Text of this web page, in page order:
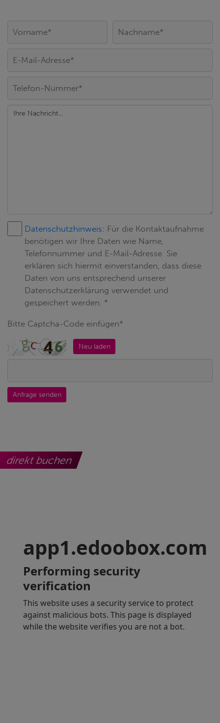
Datenschutzhinweis: Für die Kontaktaufnahme
benötigen wir Ihre Daten wie Name,
Telefonnummer und E-Mail-Adresse. Sie
erklären sich hiermit einverstanden, dass diese
Daten von uns entsprechend unserer
Datenschutzerklärung verwendet und
gespeichert werden. *
Bitte Captcha-Code einfügen*
Neu laden
Anfrage senden
direkt buchen